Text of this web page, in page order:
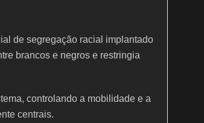
de segregação racial implantado
brancos e negros e restringia
controlando a mobilidade e a
centrais.